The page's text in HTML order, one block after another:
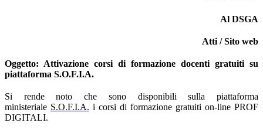
Al DSGA
Atti / Sito web
Oggetto: Attivazione corsi di formazione docenti gratuiti su
piattaforma S.O.F.I.A.
Si rende noto che sono disponibili sulla piattaforma
ministeriale S.O.F.I.A. i corsi di formazione gratuiti on-line PROF
DIGITALI.